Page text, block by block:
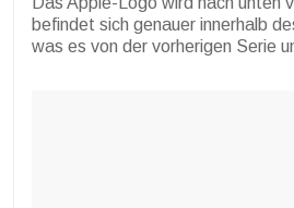
befindet sich genauer innerhalb
was es von der vorherigen Serie